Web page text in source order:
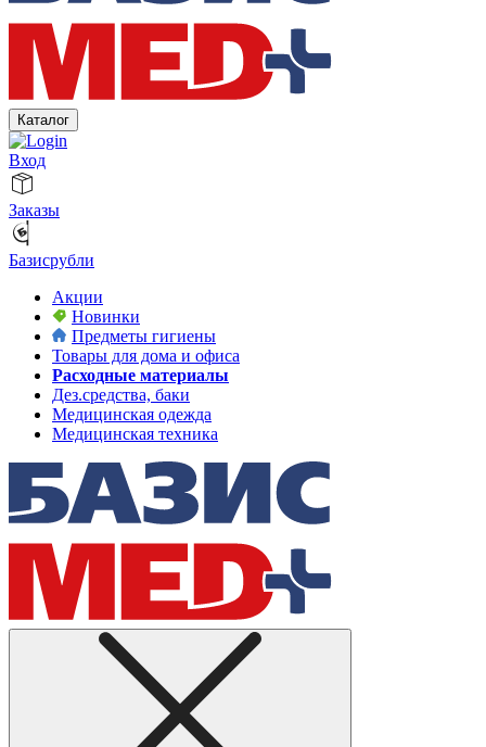
Каталог
Вход
Заказы
Базисрубли
Акции
Новинки
Предметы гигиены
Товары для дома и офиса
Расходные материалы
Дез.средства, баки
Медицинская одежда
Медицинская техника